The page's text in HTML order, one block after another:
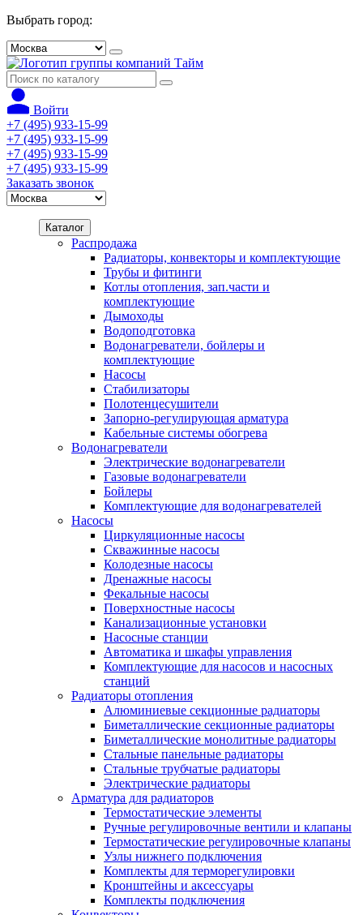
Выбрать город:
Войти
+7 (495) 933-15-99
+7 (495) 933-15-99
+7 (495) 933-15-99
+7 (495) 933-15-99
Заказать звонок
Каталог
Распродажа
Радиаторы, конвекторы и комплектующие
Трубы и фитинги
Котлы отопления, зап.части и
комплектующие
Дымоходы
Водоподготовка
Водонагреватели, бойлеры и
комплектующие
Насосы
Стабилизаторы
Полотенцесушители
Запорно-регулирующая арматура
Кабельные системы обогрева
Водонагреватели
Электрические водонагреватели
Газовые водонагреватели
Бойлеры
Комплектующие для водонагревателей
Насосы
Циркуляционные насосы
Скважинные насосы
Колодезные насосы
Дренажные насосы
Фекальные насосы
Поверхностные насосы
Канализационные установки
Насосные станции
Автоматика и шкафы управления
Комплектующие для насосов и насосных
станций
Радиаторы отопления
Алюминиевые секционные радиаторы
Биметаллические секционные радиаторы
Биметаллические монолитные радиаторы
Стальные панельные радиаторы
Стальные трубчатые радиаторы
Электрические радиаторы
Арматура для радиаторов
Термостатические элементы
Ручные регулировочные вентили и клапаны
Термостатические регулировочные клапаны
Узлы нижнего подключения
Комплекты для терморегулировки
Кронштейны и аксессуары
Комплекты подключения